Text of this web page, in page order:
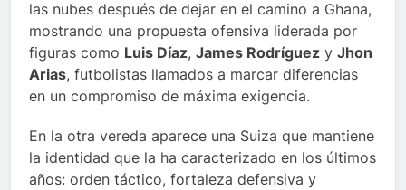
las nubes después de dejar en el camino a Ghana,
mostrando una propuesta ofensiva liderada por
figuras como Luis Díaz, James Rodríguez y Jhon
Arias, futbolistas llamados a marcar diferencias
en un compromiso de máxima exigencia.
En la otra vereda aparece una Suiza que mantiene
la identidad que la ha caracterizado en los últimos
años: orden táctico, fortaleza defensiva y